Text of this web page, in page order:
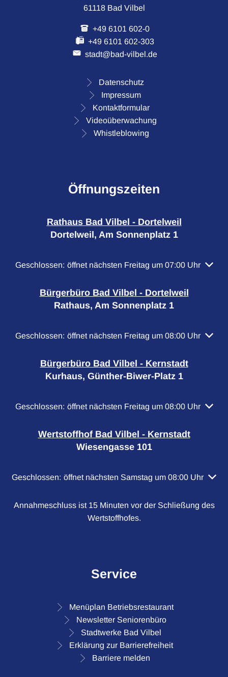
61118 Bad Vilbel
+49 6101 602-0
+49 6101 602-303
stadt@bad-vilbel.de
Datenschutz
Impressum
Kontaktformular
Videoüberwachung
Whistleblowing
Öffnungszeiten
Rathaus Bad Vilbel - Dortelweil
Dortelweil, Am Sonnenplatz 1
Klicken, um weitere Öffnungs- oder Schließzeiten
Geschlossen: öffnet nächsten Freitag um 07:00 Uhr
Bürgerbüro Bad Vilbel - Dortelweil
Rathaus, Am Sonnenplatz 1
Klicken, um weitere Öffnungs- oder Schließzeiten
Geschlossen: öffnet nächsten Freitag um 08:00 Uhr
Bürgerbüro Bad Vilbel - Kernstadt
Kurhaus, Günther-Biwer-Platz 1
Klicken, um weitere Öffnungs- oder Schließzeiten
Geschlossen: öffnet nächsten Freitag um 08:00 Uhr
Wertstoffhof Bad Vilbel - Kernstadt
Wiesengasse 101
Klicken, um weitere Öffnungs- oder Schließzeiten
Geschlossen: öffnet nächsten Samstag um 08:00 Uhr
Annahmeschluss ist 15 Minuten vor der Schließung des
Wertstoffhofes.
Service
Menüplan Betriebsrestaurant
Newsletter Seniorenbüro
Stadtwerke Bad Vilbel
Erklärung zur Barrierefreiheit
Barriere melden